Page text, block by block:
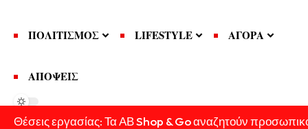
ΠΟΛΙΤΙΣΜΟΣ LIFESTYLE ΑΓΟΡΑ
ΑΠΟΨΕΙΣ
Θέσεις εργασίας: Τα ΑΒ Shop & Go αναζητούν